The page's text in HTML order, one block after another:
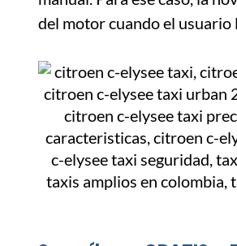
del motor cuando el usuario